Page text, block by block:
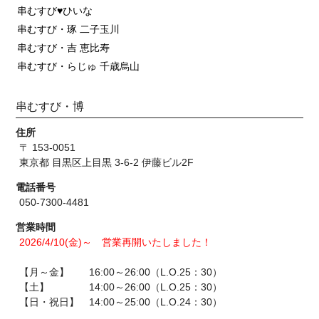
串むすび♥ひいな
串むすび・琢 二子玉川
串むすび・吉 恵比寿
串むすび・らじゅ 千歳烏山
串むすび・博
住所
〒 153-0051
東京都 目黒区上目黒 3-6-2 伊藤ビル2F
電話番号
050-7300-4481
営業時間
2026/4/10(金)～ 営業再開いたしました！
【月～金】 16:00～26:00（L.O.25：30）
【土】 14:00～26:00（L.O.25：30）
【日・祝日】 14:00～25:00（L.O.24：30）